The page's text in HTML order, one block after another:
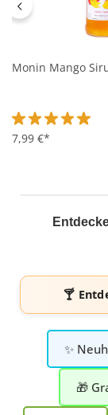
Monin Mango
Durchschnittliche
7,99 €*
🍸
✨
🎁